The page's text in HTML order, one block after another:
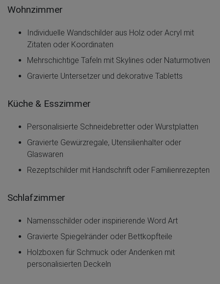
Wohnzimmer
Individuelle Wandschilder aus Holz oder Acryl mit
Zitaten oder Koordinaten
Mehrschichtige Tafeln mit Skylines oder Naturmotiven
Gravierte Untersetzer und dekorative Tabletts
Küche & Esszimmer
Personalisierte Schneidebretter oder Wurstplatten
Gravierte Gewürzregale, Utensilienhalter oder
Glaswaren
Rezeptschilder mit Handschrift oder Familienrezepten
Schlafzimmer
Namensschilder oder inspirierende Word Art
Gravierte Spiegelränder oder Bettkopfteile
Holzboxen für Schmuck oder Andenken mit
personalisierten Deckeln